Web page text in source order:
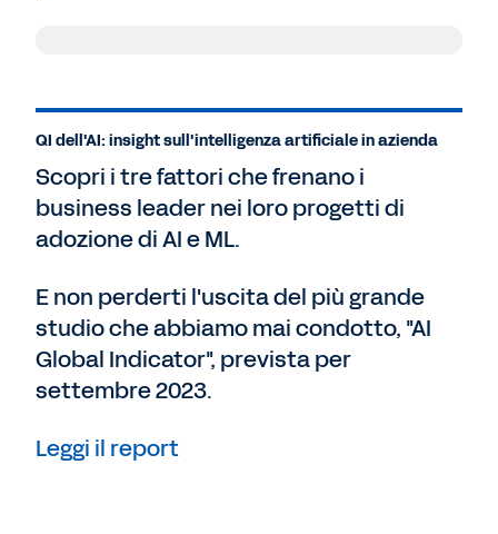
genere una sola volta nella loro carriera. A
tutti gli ascoltatori che hanno più di 40
anni, direi di pensare a come ci si sentiva
agli albori di Internet. Poteva sembrare che
fosse "solo una tecnologia" ed è possibile
che qualcuno lavorasse in un settore che si
pensare a un'attività che non sia
influenzata da Internet. Sembra che questa
innovazione avrà un impatto analogo a
Internet, se non significativamente più
Meg Wright:
QI dell'AI: insight sull'intelligenza artificiale in azienda
Scopri i tre fattori che frenano i
business leader nei loro progetti di
adozione di AI e ML.
E non perderti l'uscita del più grande
studio che abbiamo mai condotto, "AI
Global Indicator", prevista per
settembre 2023.
Leggi il report